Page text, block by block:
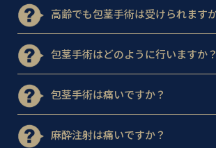
高齢でも包茎手術は受けられます
包茎手術はどのように行いますか？
包茎手術は痛いですか？
麻酔注射は痛いですか？